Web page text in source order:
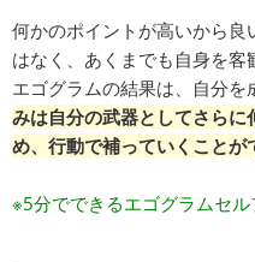
何かのポイントが高いから
はなく、あくまでも自身を客
エゴグラムの結果は、自分を
みは自分の武器としてさら
め、行動で補っていくことが
※5分でできるエゴグラムセル